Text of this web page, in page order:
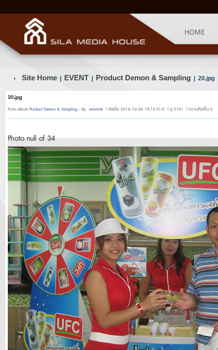
HOME
Site Home EVENT Product Demon & Sampling | 20.jpg
20.jpg
From album Product Demon & Sampling - By annmink | ส่งเมื่อ 2016-10-26 19:12:31.0 | ดู 2161 | ความคิดเห็น 0
Photo null of 34